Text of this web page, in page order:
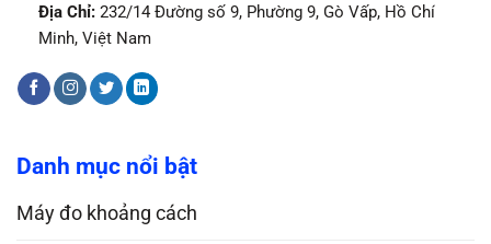
Địa Chỉ: 232/14 Đường số 9, Phường 9, Gò Vấp, Hồ Chí
Minh, Việt Nam
Danh mục nổi bật
Máy đo khoảng cách